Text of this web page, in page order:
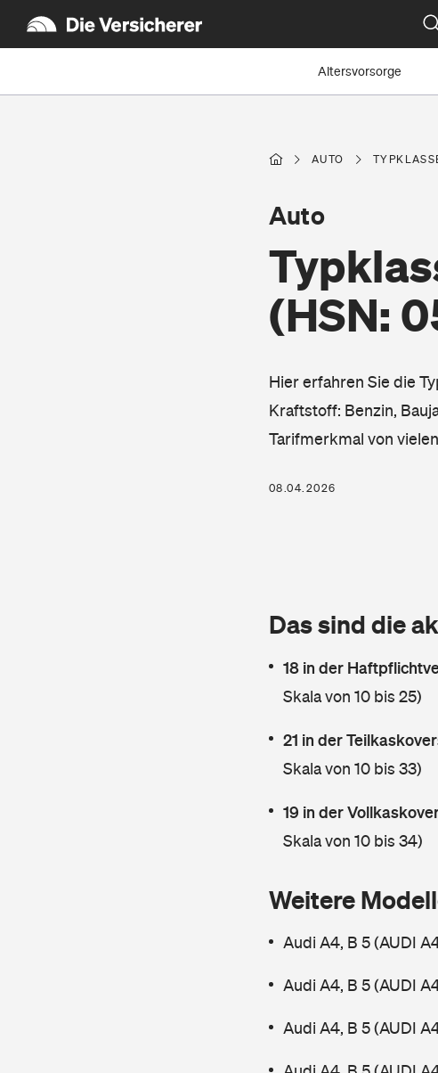
Altersvorsorge
AUTO
(HSN:
Auto
Hier erfahren Sie die
Kraftstoff: Benzin,
Tarifmerkmal von
08.04.2026
Das sind die
18 in der
Skala von 10 bis 25)
21 in der
Skala von 10 bis 33)
19 in der
Skala von 10 bis 34)
Weitere
Audi A4, B 5 (AUDI
Audi A4, B 5 (AUDI
Audi A4, B 5 (AUDI